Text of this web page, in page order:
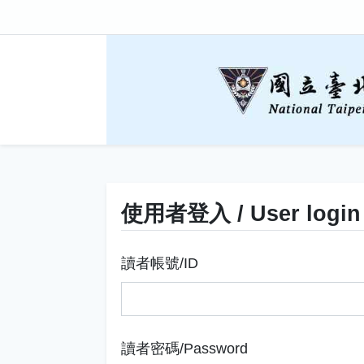
使用者登入 / User login
讀者帳號/ID
讀者密碼/Password